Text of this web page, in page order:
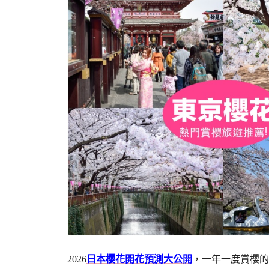
2026 日本櫻花開花預測大公開 ，一年一度賞櫻